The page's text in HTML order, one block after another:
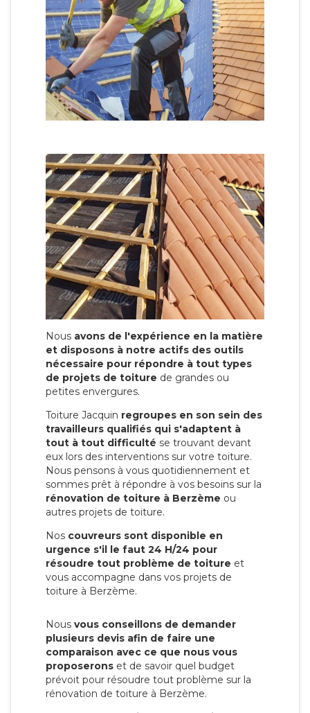
Nous avons de l'expérience en la matière
et disposons à notre actifs des outils
nécessaire pour répondre à tout types
de projets de toiture de grandes ou
petites envergures.
Toiture Jacquin regroupes en son sein des
travailleurs qualifiés qui s'adaptent à
tout à tout difficulté se trouvant devant
eux lors des interventions sur votre toiture.
Nous pensons à vous quotidiennement et
sommes prêt à répondre à vos besoins sur la
rénovation de toiture à Berzème ou
autres projets de toiture.
Nos couvreurs sont disponible en
urgence s'il le faut 24 H/24 pour
résoudre tout problème de toiture et
vous accompagne dans vos projets de
toiture à Berzème.
Nous vous conseillons de demander
plusieurs devis afin de faire une
comparaison avec ce que nous vous
proposerons et de savoir quel budget
prévoit pour résoudre tout problème sur la
rénovation de toiture à Berzème.